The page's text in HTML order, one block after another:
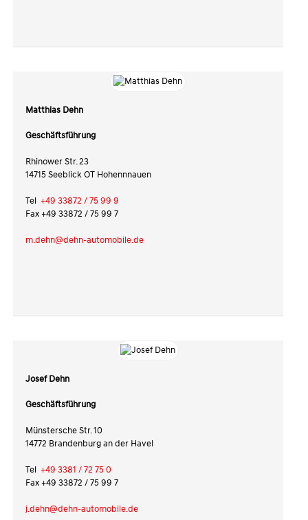
Matthias Dehn
Geschäftsführung
Rhinower Str. 23
14715 Seeblick OT Hohennnauen
Tel +49 33872 / 75 99 9
Fax +49 33872 / 75 99 7
m.dehn@dehn-automobile.de
Josef Dehn
Geschäftsführung
Münstersche Str. 10
14772 Brandenburg an der Havel
Tel +49 3381 / 72 75 0
Fax +49 33872 / 75 99 7
j.dehn@dehn-automobile.de